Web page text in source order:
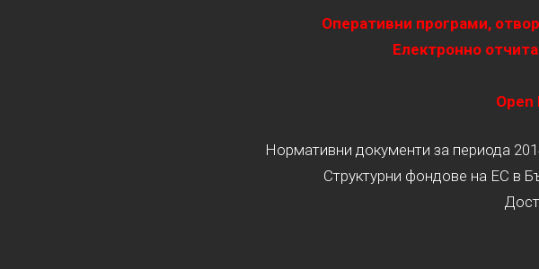
Оперативни програми,
Електронно
Open
Нормативни документи за периода
Структурни фондове на ЕС в